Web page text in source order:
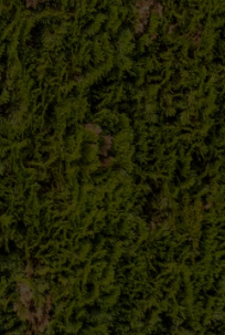
waardoor ze ontstaan. Er zijn
gaten ontstaan.